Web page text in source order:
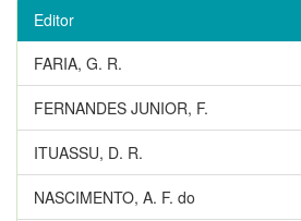
Editor
FARIA, G. R.
FERNANDES JUNIOR, F.
ITUASSU, D. R.
NASCIMENTO, A. F. do